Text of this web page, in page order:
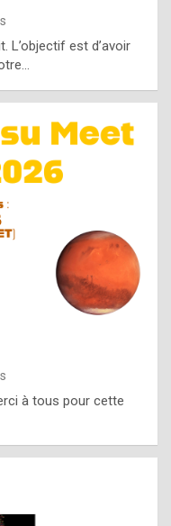
L’objectif est d’avoir
à tous pour cette